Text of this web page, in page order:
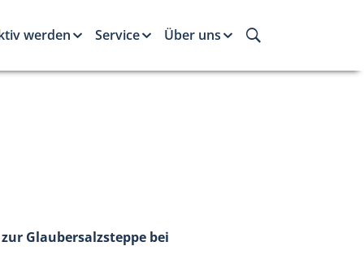
werden Service Über uns
Glaubersalzsteppe bei